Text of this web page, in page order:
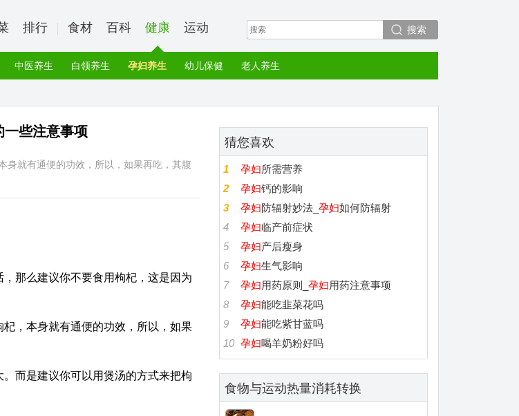
搜索
排行 食材 百科 健康 运动
中医养生 白领养生 孕妇养生 幼儿保健 老人养生
一些注意事项
身就有通便的功效，所以，如果再吃，其腹
那么建议你不要食用枸杞，这是因为
，本身就有通便的功效，所以，如果
而是建议你可以用煲汤的方式来把枸
猜您喜欢
1 孕妇所需营养
2
孕妇钙的影响
3
孕妇防辐射妙法_ 孕妇如何防辐射
4
孕妇临产前症状
5
孕妇产后瘦身
6
孕妇生气影响
7
孕妇用药原则_ 孕妇用药注意事项
8
孕妇能吃韭菜花吗
9
孕妇能吃紫甘蓝吗
10 孕妇喝羊奶粉好吗
食物与运动热量消耗转换